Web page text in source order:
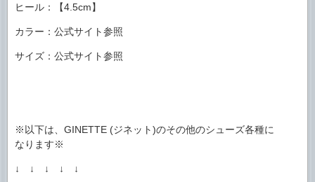
ヒール：【4.5cm】
カラー：公式サイト参照
サイズ：公式サイト参照
※以下は、GINETTE (ジネット)のその他のシューズ各種に
なります※
↓ ↓ ↓ ↓ ↓